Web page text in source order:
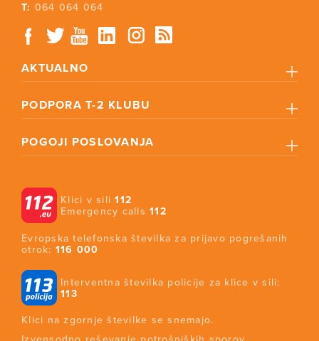
T: 064 064 064
AKTUALNO
PODPORA T-2 KLUBU
POGOJI POSLOVANJA
Klici v sili112
Emergency calls112
Evropska telefonska številka za prijavo pogrešanih
otrok: 116 000
Interventna številka policije za klice v sili:
113
Klici na zgornje številke se snemajo.